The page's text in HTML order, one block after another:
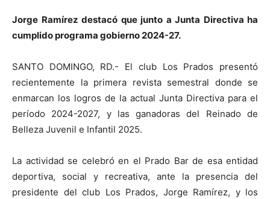
Jorge Ramírez destacó que junto a Junta Directiva ha
cumplido programa gobierno 2024-27.
SANTO DOMINGO, RD.- El club Los Prados presentó
recientemente la primera revista semestral donde se
enmarcan los logros de la actual Junta Directiva para el
período 2024-2027, y las ganadoras del Reinado de
Belleza Juvenil e Infantil 2025.
La actividad se celebró en el Prado Bar de esa entidad
deportiva, social y recreativa, ante la presencia del
presidente del club Los Prados, Jorge Ramírez, y los